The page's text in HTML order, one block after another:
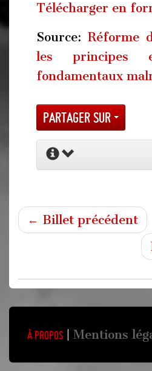
Télécharger en
Source:Réforme
les principes
fondamentaux
Partager sur
← Billet précédent
À propos Mentions